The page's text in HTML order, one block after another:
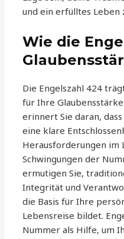
und ein erfülltes Leben
Wie die
Die Engelszahl 424
für Ihre
erinnert Sie daran,
eine klare
Herausforderungen im
Schwingungen der
ermutigen Sie,
Integrität und
die Basis für Ihre
Lebensreise bildet.
Nummer als Hilfe, um